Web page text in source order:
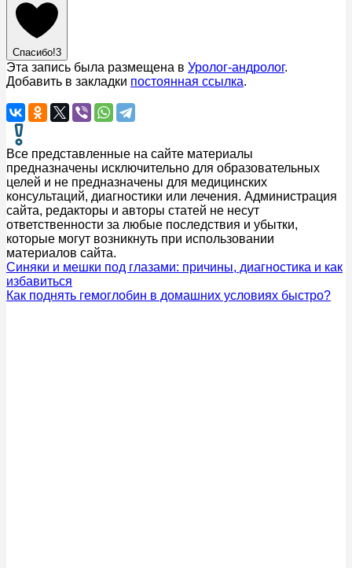
Спасибо!3
Эта запись была размещена в Уролог-андролог.
Добавить в закладки постоянная ссылка.
Все представленные на сайте материалы
предназначены исключительно для образовательных
целей и не предназначены для медицинских
консультаций, диагностики или лечения. Администрация
сайта, редакторы и авторы статей не несут
ответственности за любые последствия и убытки,
которые могут возникнуть при использовании
материалов сайта.
Синяки и мешки под глазами: причины, диагностика и как
избавиться
Как поднять гемоглобин в домашних условиях быстро?